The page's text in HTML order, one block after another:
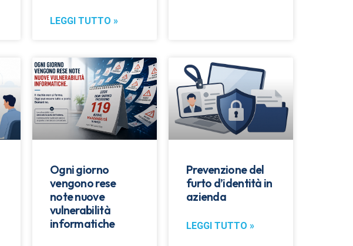
LEGGI TUTTO »
Ogni giorno
vengono rese
note nuove
vulnerabilità
informatiche
Prevenzione del
furto d’identità in
azienda
LEGGI TUTTO »